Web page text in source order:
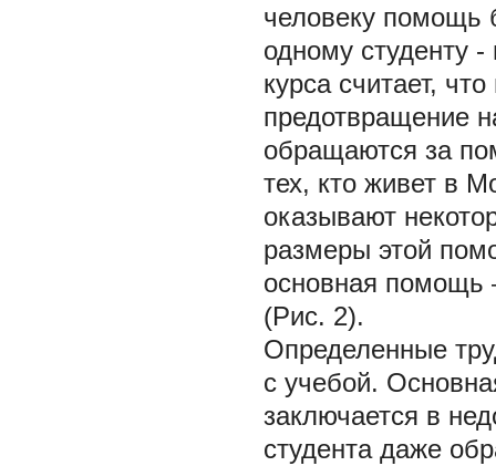
человеку помощь
одному студенту -
курса считает,
предотвращение
обращаются за
тех, кто живет в
оказывают
размеры этой
основная помощь
(Рис. 2).
Определенные
с учебой.
заключается в
студента даже